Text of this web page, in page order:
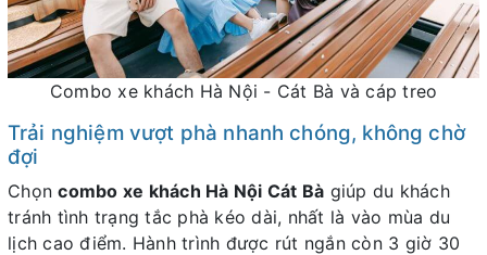
Combo xe khách Hà Nội - Cát Bà và cáp treo
Trải nghiệm vượt phà nhanh chóng, không chờ
đợi
Chọncombo xe khách Hà Nội Cát Bà giúp du khách
tránh tình trạng tắc phà kéo dài, nhất là vào mùa du
lịch cao điểm. Hành trình được rút ngắn còn 3 giờ 30